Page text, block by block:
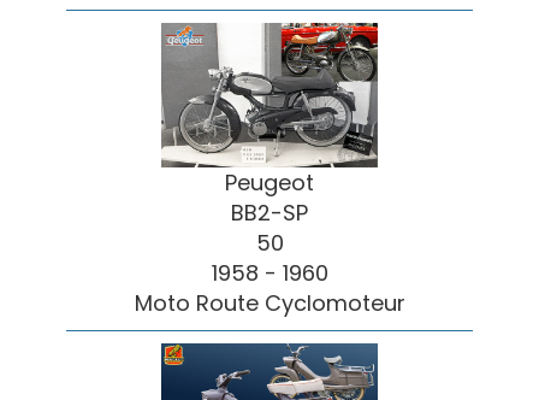
Peugeot
BB2-SP
50
1958 - 1960
Moto Route Cyclomoteur